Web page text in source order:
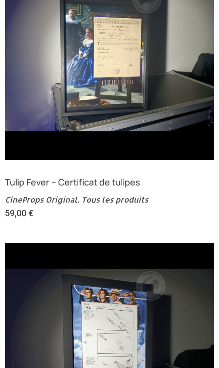
Tulip Fever – Certificat de tulipes
CineProps Original, Tous les produits
59,00€